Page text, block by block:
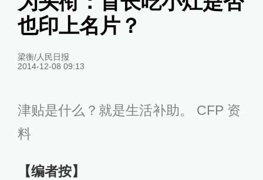
也印上名片？
梁衡/人民日报
2014-12-08 09:13
津贴是什么？就是生活补助。 CFP 资
料
【编者按】